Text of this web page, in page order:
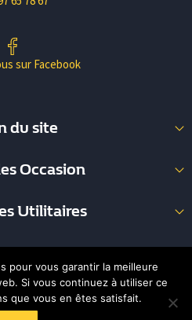
du site
Utilitaires
légales
Occasion
(8)
(5)
(23)
Utilitaires
(7)
(3)
sur Facebook
Web an Oriant
pour vous garantir la meilleure
Si vous continuez à utiliser ce
que vous en êtes satisfait.